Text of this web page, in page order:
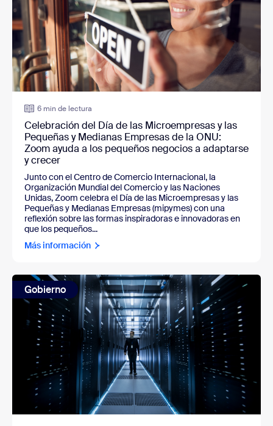
6 min de lectura
Celebración del Día de las Microempresas y las
Pequeñas y Medianas Empresas de la ONU:
Zoom ayuda a los pequeños negocios a adaptarse
y crecer
Junto con el Centro de Comercio Internacional, la
Organización Mundial del Comercio y las Naciones
Unidas, Zoom celebra el Día de las Microempresas y las
Pequeñas y Medianas Empresas (mipymes) con una
reflexión sobre las formas inspiradoras e innovadoras en
que los pequeños...
Más información
Gobierno